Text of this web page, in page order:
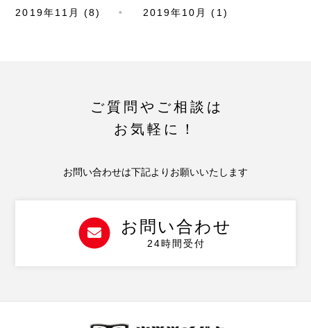
2019年11月 (8) 2019年10月 (1)
ご質問やご相談は
お気軽に！
お問い合わせは下記よりお願いいたします
お問い合わせ
24時間受付